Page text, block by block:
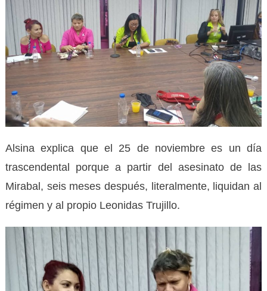
Alsina explica que el 25 de noviembre es un día
trascendental porque a partir del asesinato de las
Mirabal, seis meses después, literalmente, liquidan al
régimen y al propio Leonidas Trujillo.